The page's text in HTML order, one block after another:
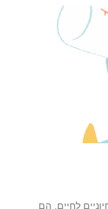
לחיים, הם